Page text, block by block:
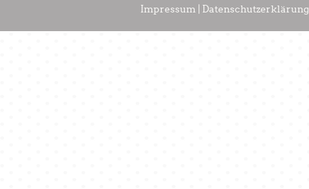
Impressum | Datenschutzerklärung